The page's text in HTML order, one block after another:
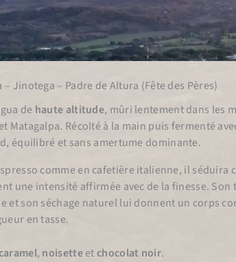
– Jinotega – Padre de Altura (Fête des Pères)
de haute altitude, mûri lentement dans les
Matagalpa. Récolté à la main puis fermenté
équilibré et sans amertume dominante.
comme en cafetière italienne, il séduira
une intensité affirmée avec de la finesse.
et son séchage naturel lui donnent un corps
en tasse.
, noisetteetchocolat noir.